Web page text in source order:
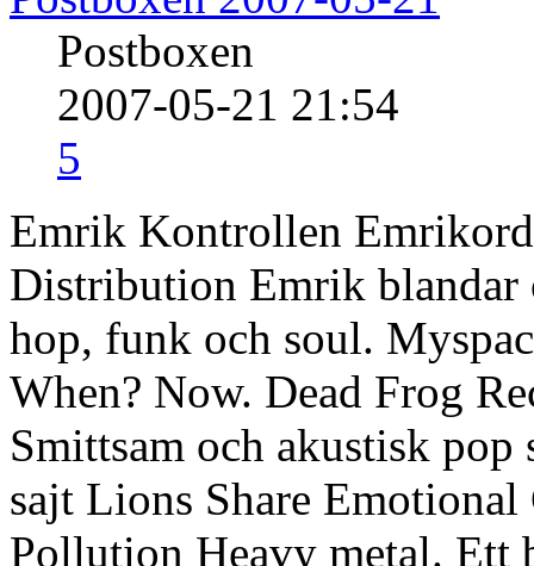
Postboxen
2007-05-21 21:54
5
Emrik Kontrollen
Distribution Emrik blandar
hop, funk och soul.
When? Now. Dead Frog
Smittsam och akustisk
sajt Lions Share
Pollution Heavy metal. Ett